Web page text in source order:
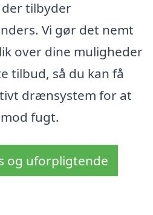
der tilbyder
Vi gør det nemt
over dine muligheder
tilbud, så du kan få
drænsystem for at
fugt.
og uforpligtende